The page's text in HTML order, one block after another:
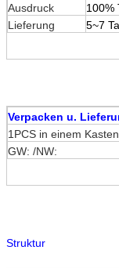
Ausdruck
100%
Lieferung
5~7
Verpacken u.
1PCS in einem
GW: /NW:
Struktur